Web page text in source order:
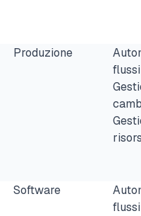
Produzione
Software